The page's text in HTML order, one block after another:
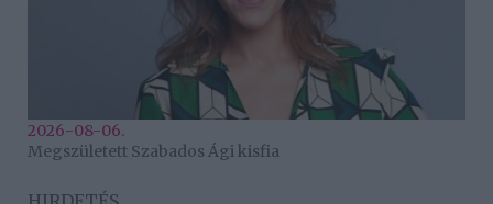
2026-08-06.
Megszületett Szabados Ági kisfia